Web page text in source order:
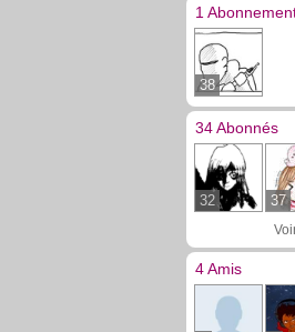
1
38
34 Abonnés
32 37
4 Amis